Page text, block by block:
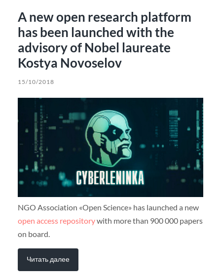
A new open research platform
has been launched with the
advisory of Nobel laureate
Kostya Novoselov
15/10/2018
NGO Association «Open Science» has launched a new
open access repositorywith more than 900 000 papers
on board.
Читать далее